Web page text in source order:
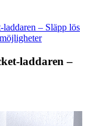
– Släpp lös
laddaren –